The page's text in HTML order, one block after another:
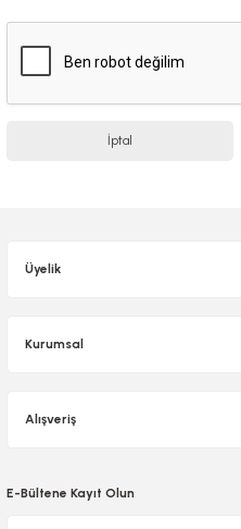
İptal
Üyelik
Kurumsal
Alışveriş
E-Bültene Kayıt Olun